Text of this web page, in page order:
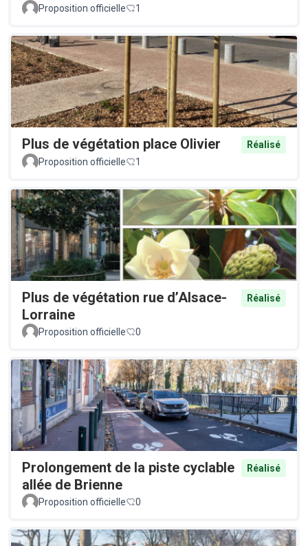
Proposition officielle 1
Plus de végétation place Olivier
Réalisé
Proposition officielle
1
Plus de végétation rue d’Alsace-
Lorraine
Réalisé
Proposition officielle 0
Prolongement de la piste cyclable
allée de Brienne
Réalisé
Proposition officielle 0